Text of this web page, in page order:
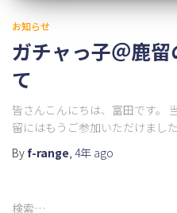
お知らせ
ガチャっ子＠鹿
て
皆さんこんにちは、富田です。
留にはもうご参加いただけまし
By f-range 4年 ago
検
検索…